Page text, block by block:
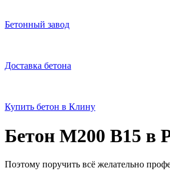
Бетонный завод
Доставка бетона
Купить бетон в Клину
Бетон M200 B15 в
Поэтому поручить всё желательно